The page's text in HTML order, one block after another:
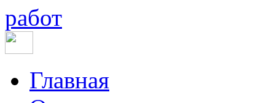
работ
Главная